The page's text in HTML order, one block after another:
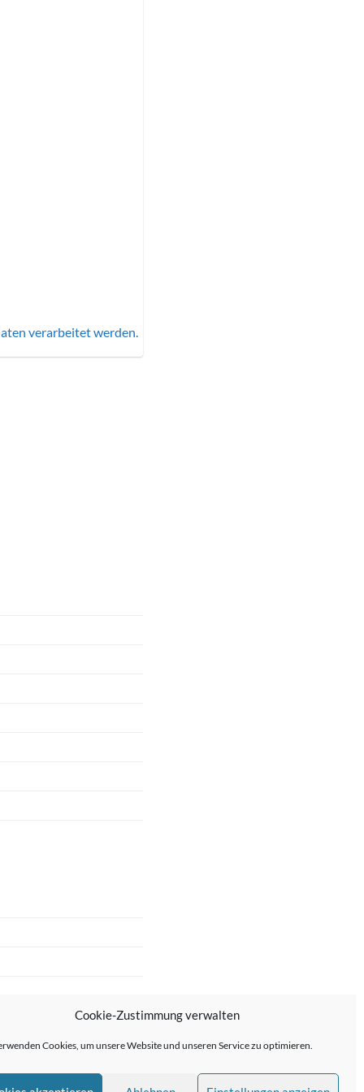
Cookie-Zustimmung verwalten
Cookies, um unsere Website und unseren Service zu optimieren.
verarbeitet werden.